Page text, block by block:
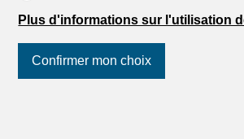
Plus d'informations sur l'utilisation
Confirmer mon choix